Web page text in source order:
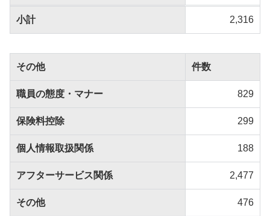
小計 2,316
その他 件数
職員の態度・マナー 829
保険料控除 299
個人情報取扱関係 188
アフターサービス関係 2,477
その他 476